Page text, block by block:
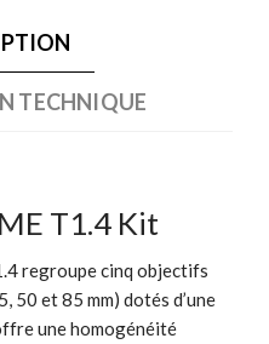
TECHNIQUE
T1.4 Kit
regroupe cinq objectifs
50 et 85 mm) dotés d’une
une homogénéité